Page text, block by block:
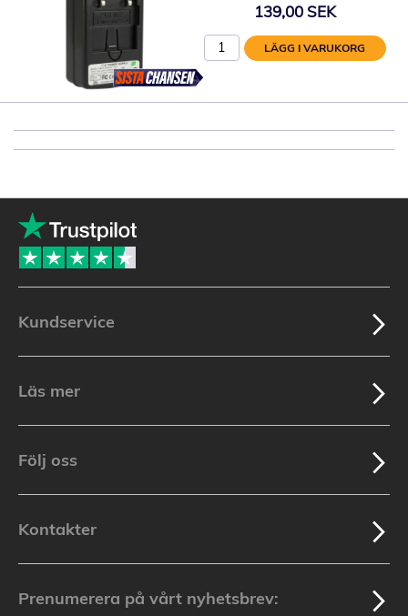
139,00 SEK
LÄGG I VARUKORG
Kundservice
Läs mer
Följ oss
Kontakter
Prenumerera på vårt nyhetsbrev: